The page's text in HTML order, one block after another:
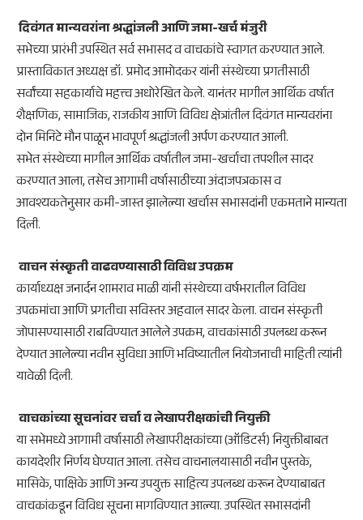
​ दिवंगत मान्यवरांना श्रद्धांजली आणि जमा-खर्च मंजुरी
​सभेच्या प्रारंभी उपस्थित सर्व सभासद व वाचकांचे स्वागत करण्यात आले.
प्रास्ताविकात अध्यक्ष डॉ. प्रमोद आमोदकर यांनी संस्थेच्या प्रगतीसाठी
सर्वांच्या सहकार्याचे महत्त्व अधोरेखित केले. यानंतर मागील आर्थिक वर्षात
शैक्षणिक, सामाजिक, राजकीय आणि विविध क्षेत्रांतील दिवंगत मान्यवरांना
दोन मिनिटे मौन पाळून भावपूर्ण श्रद्धांजली अर्पण करण्यात आली.
​सभेत संस्थेच्या मागील आर्थिक वर्षातील जमा-खर्चाचा तपशील सादर
करण्यात आला, तसेच आगामी वर्षासाठीच्या अंदाजपत्रकास व
आवश्यकतेनुसार कमी-जास्त झालेल्या खर्चास सभासदांनी एकमताने मान्यता
दिली.
​ वाचन संस्कृती वाढवण्यासाठी विविध उपक्रम
​कार्याध्यक्ष जनार्दन शामराव माळी यांनी संस्थेच्या वर्षभरातील विविध
उपक्रमांचा आणि प्रगतीचा सविस्तर अहवाल सादर केला. वाचन संस्कृती
जोपासण्यासाठी राबविण्यात आलेले उपक्रम, वाचकांसाठी उपलब्ध करून
देण्यात आलेल्या नवीन सुविधा आणि भविष्यातील नियोजनाची माहिती त्यांनी
यावेळी दिली.
वाचकांच्या सूचनांवर चर्चा व लेखापरीक्षकांची नियुक्ती
​या सभेमध्ये आगामी वर्षासाठी लेखापरीक्षकांच्या (ऑडिटर्स) नियुक्तीबाबत
कायदेशीर निर्णय घेण्यात आला. तसेच वाचनालयासाठी नवीन पुस्तके,
मासिके, पाक्षिके आणि अन्य उपयुक्त साहित्य उपलब्ध करून देण्याबाबत
वाचकांकडून विविध सूचना मागविण्यात आल्या. उपस्थित सभासदांनी